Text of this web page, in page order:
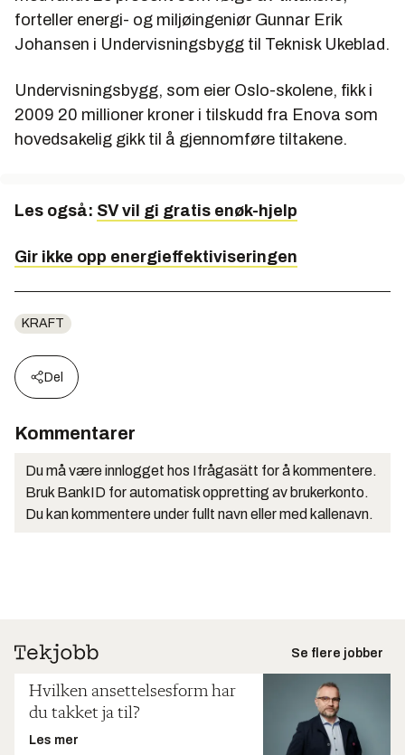
forteller energi- og miljøingeniør Gunnar Erik
Johansen i Undervisningsbygg til Teknisk Ukeblad.
Undervisningsbygg, som eier Oslo-skolene, fikk i
2009 20 millioner kroner i tilskudd fra Enova som
hovedsakelig gikk til å gjennomføre tiltakene.
Les også: SV vil gi gratis enøk-hjelp
Gir ikke opp energieffektiviseringen
KRAFT
Del
Kommentarer
Du må være innlogget hos Ifrågasätt for å kommentere.
Bruk BankID for automatisk oppretting av brukerkonto.
Du kan kommentere under fullt navn eller med kallenavn.
Se flere jobber
Hvilken ansettelsesform har
du takket ja til?
Les mer